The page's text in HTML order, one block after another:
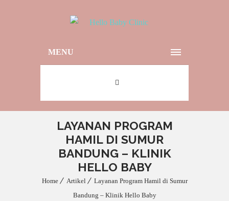
MENU
LAYANAN PROGRAM
HAMIL DI SUMUR
BANDUNG – KLINIK
HELLO BABY
Home Artikel
Layanan Program Hamil di Sumur
Bandung – Klinik Hello Baby